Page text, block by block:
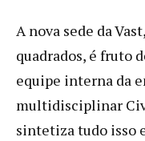
A nova sede da
quadrados, é fruto
equipe interna da
multidisciplinar
sintetiza tudo isso